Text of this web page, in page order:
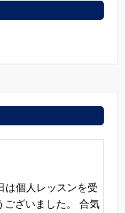
は個人レッスンを受
ございました。 合気